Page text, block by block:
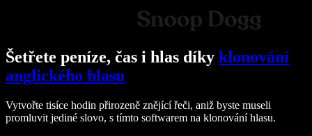
Šetřete peníze, čas i hlas díky klonování
anglického hlasu
Vytvořte tisíce hodin přirozeně znějící řeči, aniž byste museli
promluvit jediné slovo, s tímto softwarem na klonování hlasu.